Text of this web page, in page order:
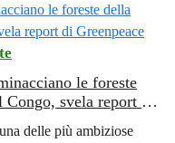
le foreste
svela report di
delle più ambiziose